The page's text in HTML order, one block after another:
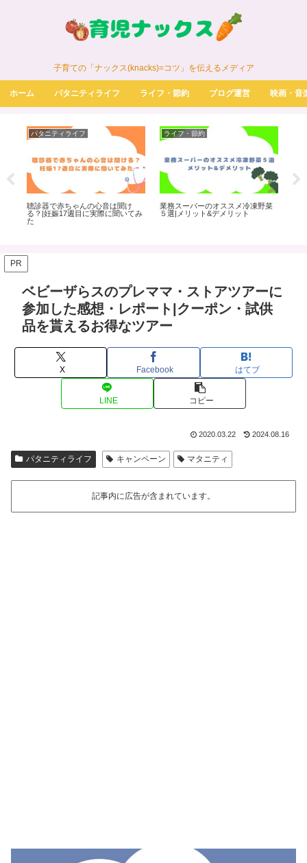
子育ての「ナックス(knacks)=コツ」を伝えるメディア
ホーム パタニティライフ ライフ・節約 ブログ運営 映画・音
パタニティライフ
聴診器で赤ちゃんの心音は聞け
る？|妊娠17週目に実際に聞いてみ
た
ライフ・節約
業務スーパーのオススメ冷凍野菜
５選|メリット&デメリット
PR
ベビーザらスのプレママ・ストアツアーに
参加した感想・レポート|クーポン・試供
品を貰えるお得なツアー
X Facebook はてブ
LINE コピー
2020.03.22 2024.08.16
パタニティライフ キャンペーン マタニティ
記事内に広告が含まれています。